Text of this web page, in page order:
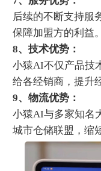
后续的不断支持服
保障加盟方的利益。
8、技术优势：
小猿AI不仅产品技
给各经销商，提升
9、物流优势：
小猿AI与多家知名
城市仓储联盟，缩